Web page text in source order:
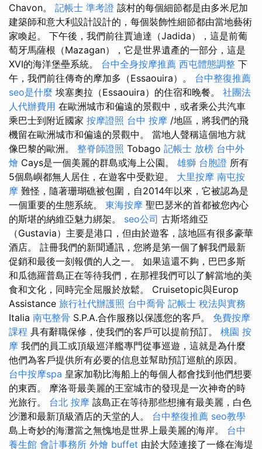
Chavon。 記帳士 準考證 該村的每個細節都是由多米尼加
建築師和意大利設計設計的，每個裝飾性細節都由當地藝術
家喚起。 下午後，我們前往賈迪達（Jadida），這是前葡
萄牙馬薩根（Mazagan），它是世界遺產的一部分，這是
XVI的海洋堡壘系統。 台中全身按摩推薦 西屯體態調整 下
午，我們前往傳奇的摩加多（Essaouira）。 台中整復推薦
seo是什麼 埃塞奧拉（Essaouira）的住宿和晚餐。 社團法
人代辦費用 在歐洲城市和偏遠的景觀中，或者乘公共汽車
乘巴士到附近國家 按摩證照 台中 按摩 /地區，將我們的飛
機留在歐洲城市和偏遠的景觀中。 當地人聲稱這個地方就
像巴黎的歐洲。 整脊師證照 Tobago 記帳士 放榜 台中外
燴 Cays是一個美麗的群島或海上公園。 雄獅 台胞證 所有
5個島嶼都無人居住，在遊客中受歡迎。 大里按摩 南屯按
摩 難怪，隨著珊瑚礁被包圍，自2014年以來，它被認為是
一個重要的生態系統。 東海按摩 聖巴瑟米的首都被您內心
的斯堪的納維亞魅力綁架。 seo公司 古斯塔維亞
（Gustavia）主要是港口，但由於遊客，該地區有很多豪華
酒店。 註冊我們的新聞通訊，您將是第一個了解我們最新
促銷和最後一刻報價的人之一。 如果這還不夠，巴巴多斯
和瓜德羅普島正在等待我們，在那裡我們可以了解當地的美
食和文化，同時完全屈服於放鬆。 Cruisetopic與Europ
Assistance 旅行社代辦護照 台中喬骨 記帳士 稅法與實務
Italia 南屯整骨 S.P.A.合作服務以保護您的客戶。 免費按摩
課程 具有辭職保修，使我們的客戶可以提前預訂。 桃園 按
摩 我們的員工或頂級巡洋艦專門從事巡遊，這就是為什麼
他們為客戶提供所有必要的信息並幫助預訂巡航的原因。
台中按摩spa 皇家加勒比海船上的每個人都會找到他們想要
的東西。 摩洛哥最美麗的王室城市的發現是一次神奇的時
光旅行。 台北 按摩 該島正在等待那些想擁有最美麗，白色
沙灘和最新頂級酒店的天堂的人。 台中整復推薦 seo教學
島上奇妙的海灘當之無愧地是世界上最美麗的海岸。 台中
養生館 會計事務所 外燴 buffet 由於大陸連接了一條在海堤